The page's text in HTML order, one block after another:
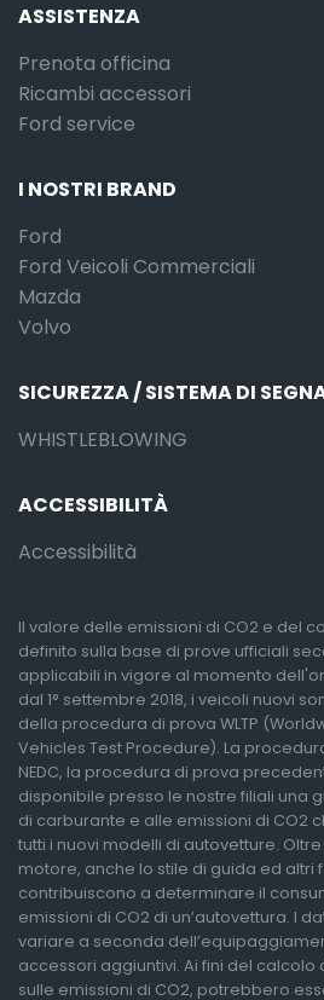
ASSISTENZA
Prenota officina
Ricambi accessori
Ford service
I NOSTRI BRAND
Ford
Ford Veicoli Commerciali
Mazda
Volvo
SICUREZZA / SISTEMA DI
WHISTLEBLOWING
ACCESSIBILITÀ
Accessibilità
Il valore delle emissioni di CO2 e del
definito sulla base di prove ufficiali
applicabili in vigore al momento
dal 1° settembre 2018, i veicoli nuovi
della procedura di prova WLTP
Vehicles Test Procedure). La
NEDC, la procedura di prova
disponibile presso le nostre filiali una
di carburante e alle emissioni di CO2
tutti i nuovi modelli di autovetture.
motore, anche lo stile di guida ed altri
contribuiscono a determinare il
emissioni di CO2 di un’autovettura. I
variare a seconda
accessori aggiuntivi. Ai fini del calcolo
sulle emissioni di CO2, potrebbero